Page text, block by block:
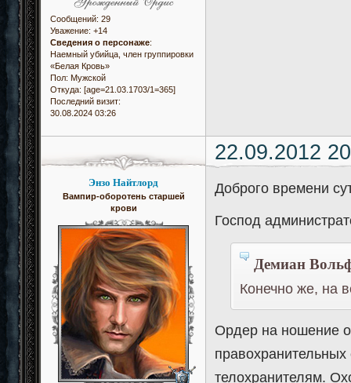
Сообщений: 29
Уважение: +14
Сведения о персонаже:
Наемный убийца, член группировки
«Белая Кровь»
Пол: Мужской
Откуда: [age=21.03.1703/1=365]
Последний визит:
30.08.2024 03:26
22.09.2012
Энзо Найтлорд
Вампир-оборотень старшей
крови
Доброго времени
Господ
Демиан
Конечно же, на
Ордер на ношение
телохранителям.